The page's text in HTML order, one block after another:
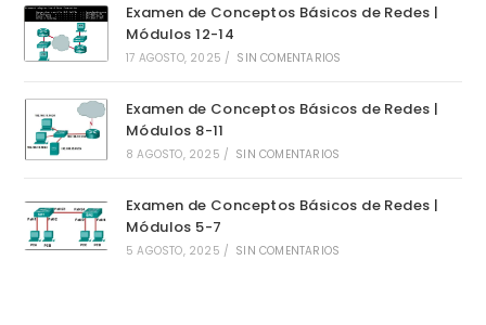
Examen de Conceptos Básicos de Redes |
Módulos 12-14
17 AGOSTO, 2025 / SIN COMENTARIOS
Examen de Conceptos Básicos de Redes |
Módulos 8-11
8 AGOSTO, 2025 / SIN COMENTARIOS
Examen de Conceptos Básicos de Redes |
Módulos 5-7
5 AGOSTO, 2025 / SIN COMENTARIOS